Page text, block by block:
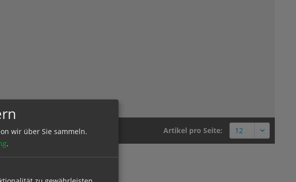
Artikel pro Seite:
wir über Sie sammeln.
.